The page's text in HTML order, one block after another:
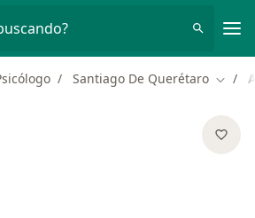
Santiago De Querétaro